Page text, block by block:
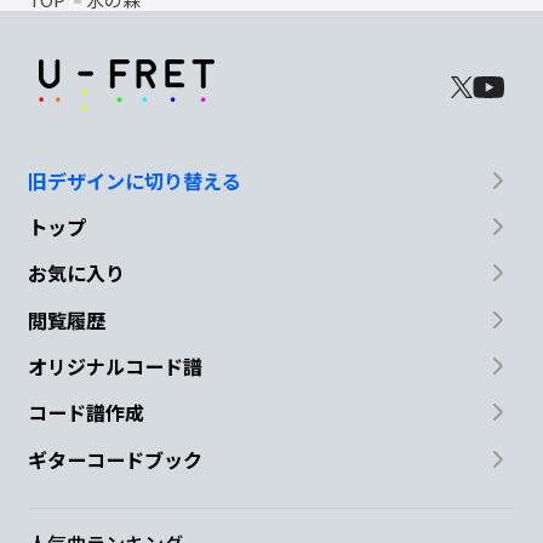
旧デザインに切り替える
トップ
お気に入り
閲覧履歴
オリジナルコード譜
コード譜作成
ギターコードブック